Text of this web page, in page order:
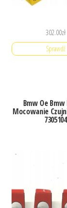
302.00zł
Sprawdź
Bmw Oe Bmw
Mocowanie
7305104